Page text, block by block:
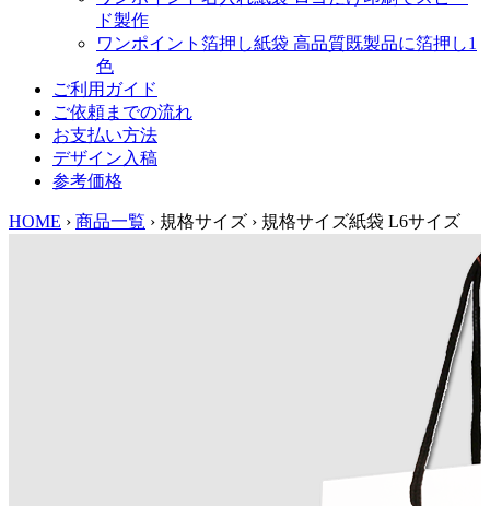
ド製作
ワンポイント箔押し紙袋 高品質既製品に箔押し1
色
ご利用ガイド
ご依頼までの流れ
お支払い方法
デザイン入稿
参考価格
HOME › 商品一覧 › 規格サイズ › 規格サイズ紙袋 L6サイズ